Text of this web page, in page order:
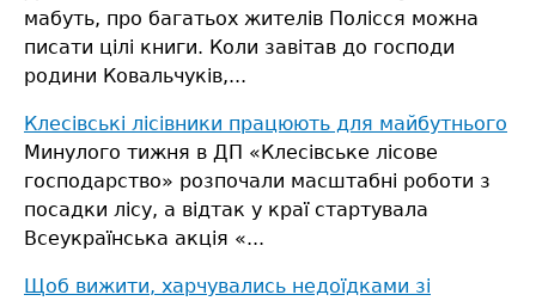
мабуть, про багатьох жителів Полісся можна
писати цілі книги. Коли завітав до господи
родини Ковальчуків,...
Клесівські лісівники працюють для майбутнього
Минулого тижня в ДП «Клесівське лісове
господарство» розпочали масштабні роботи з
посадки лісу, а відтак у краї стартувала
Всеукраїнська акція «...
Щоб вижити, харчувались недоїдками зі